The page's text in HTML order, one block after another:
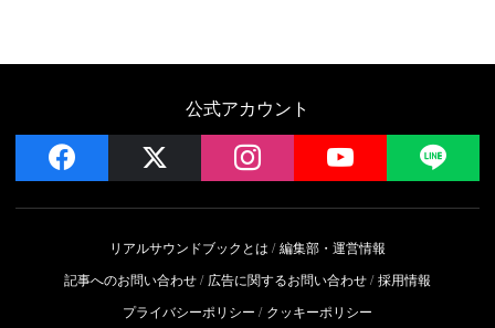
公式アカウント
facebook instagram YouTube
リアルサウンドブックとは
編集部・運営情報
記事へのお問い合わせ
広告に関するお問い合わせ 採用情報
プライバシーポリシー
クッキーポリシー